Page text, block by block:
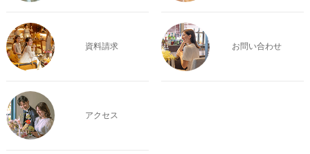
資料請求 お問い合わせ
アクセス